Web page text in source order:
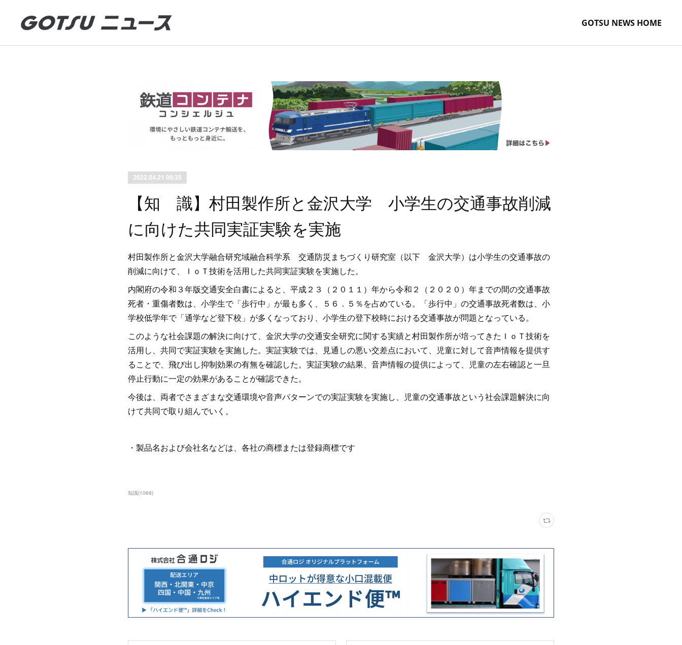
GOTSU NEWS HOME
2022.04.21 00:35
【知 識】村田製作所と金沢大学 小学生の交通事故削減
に向けた共同実証実験を実施
村田製作所と金沢大学融合研究域融合科学系 交通防災まちづくり研究室（以下 金沢大学）は小学生の交通事故の
削減に向けて、ＩｏＴ技術を活用した共同実証実験を実施した。
内閣府の令和３年版交通安全白書によると、平成２３（２０１１）年から令和２（２０２０）年までの間の交通事故
死者・重傷者数は、小学生で「歩行中」が最も多く、５６．５％を占めている。「歩行中」の交通事故死者数は、小
学校低学年で「通学など登下校」が多くなっており、小学生の登下校時における交通事故が問題となっている。
このような社会課題の解決に向けて、金沢大学の交通安全研究に関する実績と村田製作所が培ってきたＩｏＴ技術を
活用し、共同で実証実験を実施した。実証実験では、見通しの悪い交差点において、児童に対して音声情報を提供す
ることで、飛び出し抑制効果の有無を確認した。実証実験の結果、音声情報の提供によって、児童の左右確認と一旦
停止行動に一定の効果があることが確認できた。
今後は、両者でさまざまな交通環境や音声パターンでの実証実験を実施し、児童の交通事故という社会課題解決に向
けて共同で取り組んでいく。
・製品名および会社名などは、各社の商標または登録商標です
知識(1069)